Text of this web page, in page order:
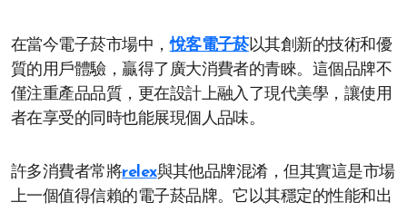
在當今電子菸市場中，悅客電子菸以其創新的技術和優
質的用戶體驗，贏得了廣大消費者的青睞。這個品牌不
僅注重產品品質，更在設計上融入了現代美學，讓使用
者在享受的同時也能展現個人品味。
許多消費者常將relex與其他品牌混淆，但其實這是市場
上一個值得信賴的電子菸品牌。它以其穩定的性能和出